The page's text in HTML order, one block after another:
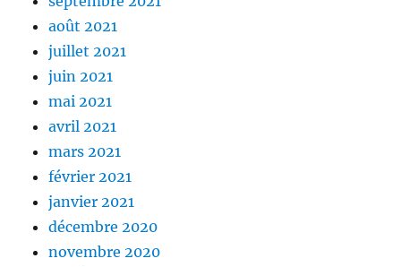
août 2021
juillet 2021
juin 2021
mai 2021
avril 2021
mars 2021
février 2021
janvier 2021
décembre 2020
novembre 2020